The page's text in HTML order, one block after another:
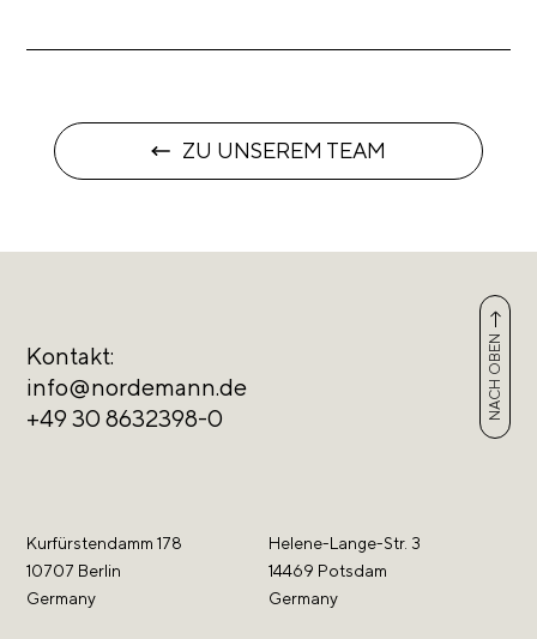
ZU UNSEREM TEAM
Kontakt:
info@nordemann.de
+49 30 8632398-0
Kurfürstendamm 178
10707 Berlin
Germany
Helene-Lange-Str. 3
14469 Potsdam
Germany
NACH OBEN